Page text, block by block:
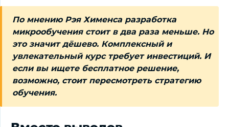
По мнению Рэя Хименса разработка
микрообучения стоит в два раза меньше. Но
это значит дёшево. Комплексный и
увлекательный курс требует инвестиций. И
если вы ищете бесплатное решение,
возможно, стоит пересмотреть стратегию
обучения.